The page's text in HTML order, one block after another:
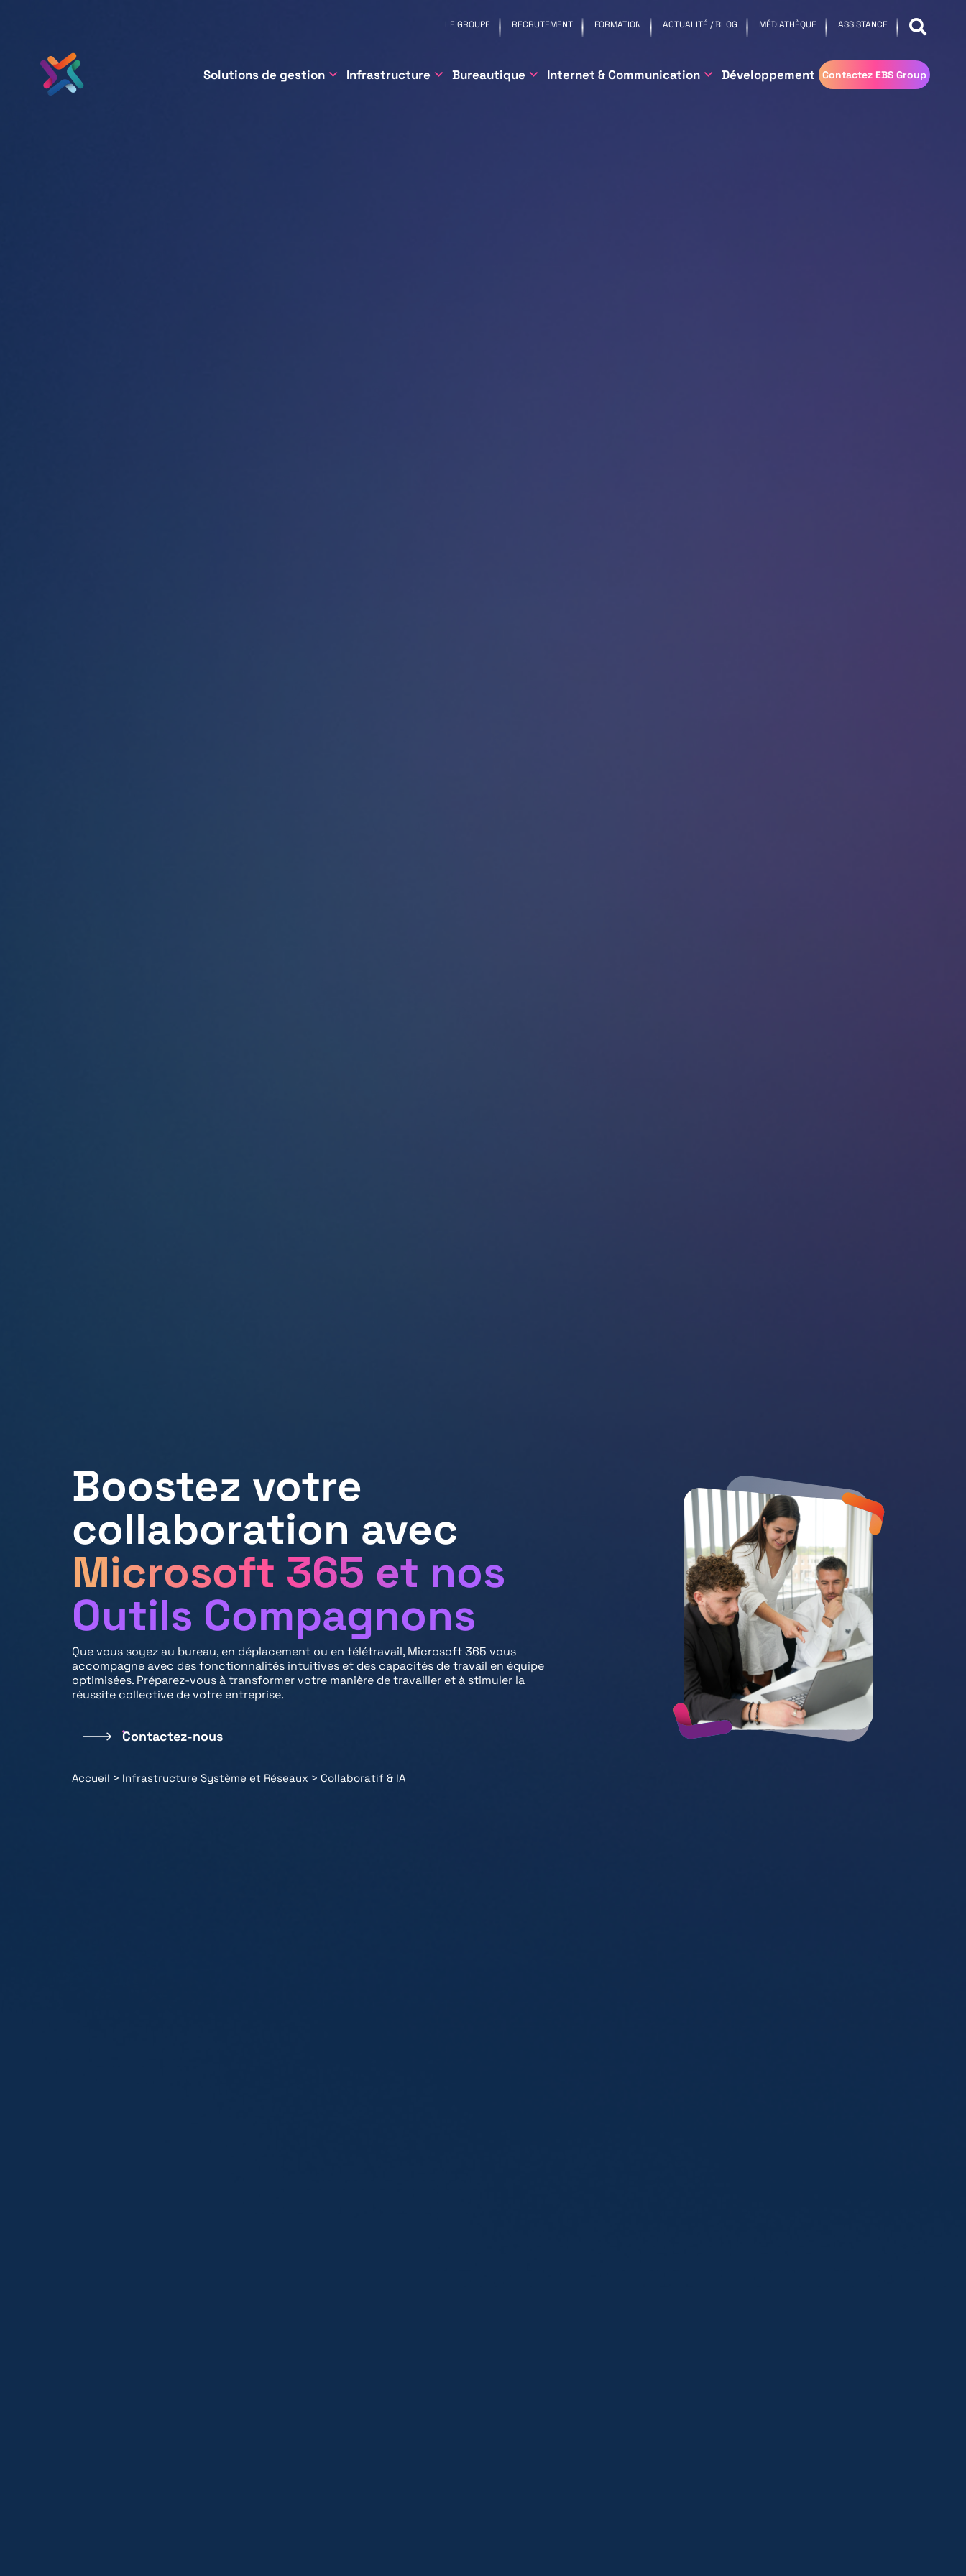
LE GROUPE RECRUTEMENT FORMATION ACTUALITÉ / BLOG MÉDIATHÈQUE ASSISTANCE
Solutions de gestion Infrastructure Bureautique Internet & Communication Développement Contactez EBS Group
Boostez votre
collaboration avec
Microsoft 365 et nos
Outils Compagnons
Que vous soyez au bureau, en déplacement ou en télétravail, Microsoft 365 vous
accompagne avec des fonctionnalités intuitives et des capacités de travail en équipe
optimisées. Préparez-vous à transformer votre manière de travailler et à stimuler la
réussite collective de votre entreprise.
Contactez-nous
Accueil > Infrastructure Système et Réseaux > Collaboratif & IA